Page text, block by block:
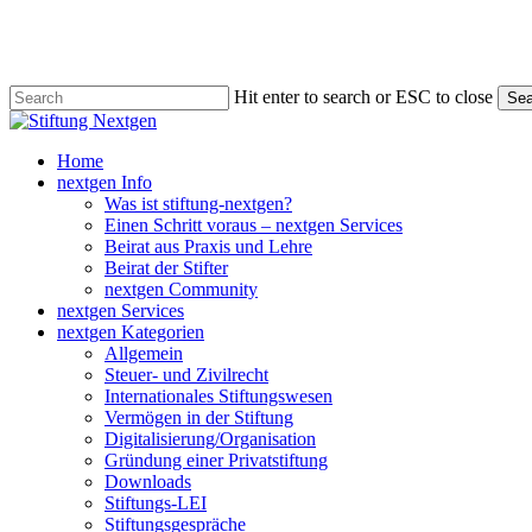
content
Hit enter to search or ESC to close
Close
search
Menu
Home
nextgen Info
Was ist stiftung-nextgen?
Einen Schritt voraus – nextgen Services
Beirat aus Praxis und Lehre
Beirat der Stifter
nextgen Community
nextgen Services
nextgen Kategorien
Allgemein
Steuer- und Zivilrecht
Internationales Stiftungswesen
Vermögen in der Stiftung
Digitalisierung/Organisation
Gründung einer Privatstiftung
Downloads
Stiftungs-LEI
Stiftungsgespräche